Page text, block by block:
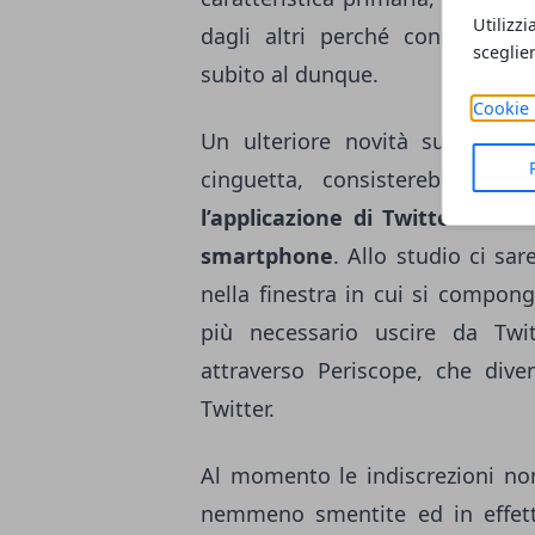
Cookie
dagli altri perché consente
subito al dunque.
Un ulteriore novità su cui
cinguetta, consisterebbe
l’applicazione di Twitter che
smartphone. Allo studio ci
nella finestra in cui si
più necessario uscire da
attraverso Periscope, che
Twitter.
Al momento le indiscrezioni
nemmeno smentite ed in